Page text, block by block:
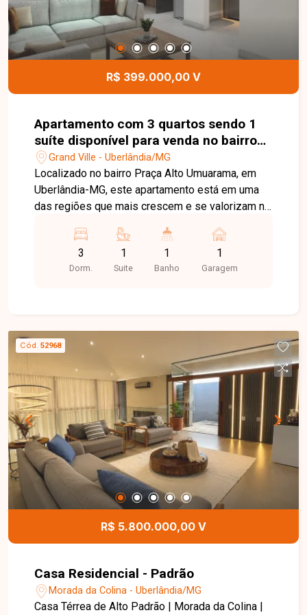
funcional e bem localizado no bairro Grand Ville.
Agende uma visita e venha conhecer todos os
detalhes deste imóvel.
R$ 399.000,00 V
Apartamento com 3 quartos sendo 1
suíte disponível para venda no bairro
Praça Alto Umuarama em Uberlândia-
MG
Grand Ville - Uberlândia/MG
Localizado no bairro Praça Alto Umuarama, em
Uberlândia-MG, este apartamento está em uma
das regiões que mais crescem e se valorizam na
acesso às principais avenidas e proximidade
com supermercados, escolas, farmácias,
academias, restaurantes e diversos comércios e
distribuídos em sala ampla para 02 ambientes,
03 quartos, sendo 01 suíte, banheiro social,
cozinha espaçosa e bem planejada, além de área
de serviço independente. Os ambientes são
amplos, bem iluminados e funcionais,
proporcionando conforto e excelente
aproveitamento dos espaços para toda a família.
Esta é uma excelente oportunidade para quem
busca um apartamento térreo, moderno,
espaçoso e muito bem localizado no bairro Praça
Alto Umuarama. Agende uma visita e venha
conhecer todos os detalhes deste imóvel.
3
Dorm.
1
Suite
1
Banho
1
Garagem
Cód. 52968
R$ 5.800.000,00 V
Casa Residencial - Padrão
Morada da Colina - Uberlândia/MG
Casa Térrea de Alto Padrão | Morada da Colina |